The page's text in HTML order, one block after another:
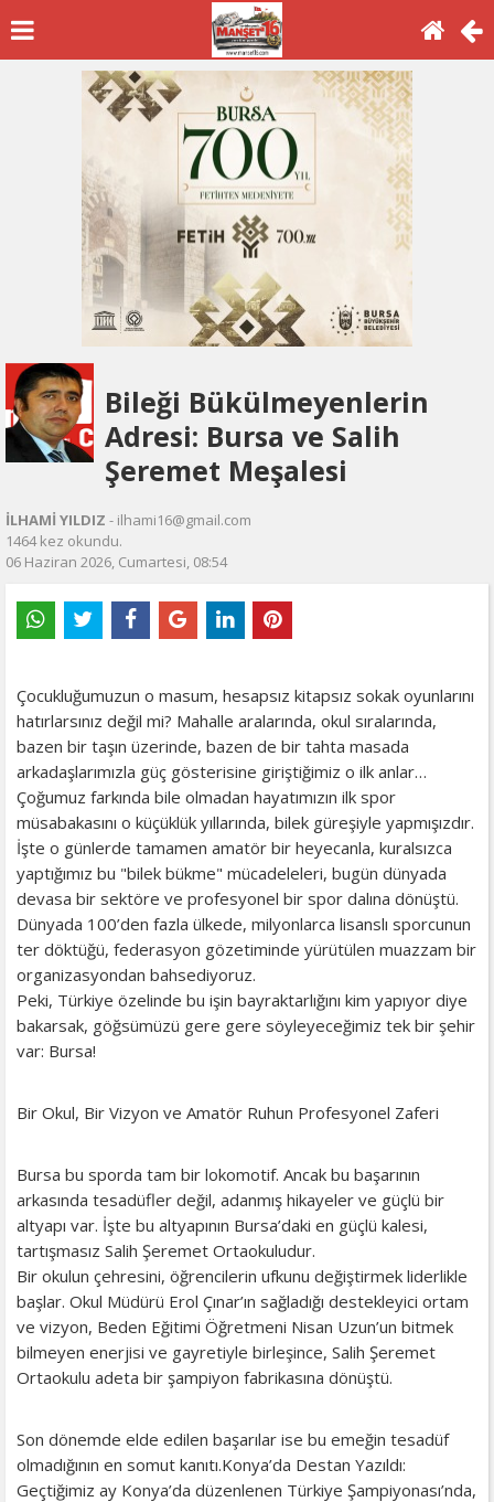
Bileği Bükülmeyenlerin
Adresi: Bursa ve Salih
Şeremet Meşalesi
İLHAMİ YILDIZ - ilhami16@gmail.com
1464 kez okundu.
06 Haziran 2026, Cumartesi, 08:54
​Çocukluğumuzun o masum, hesapsız kitapsız sokak oyunlarını
hatırlarsınız değil mi? Mahalle aralarında, okul sıralarında,
bazen bir taşın üzerinde, bazen de bir tahta masada
arkadaşlarımızla güç gösterisine giriştiğimiz o ilk anlar…
Çoğumuz farkında bile olmadan hayatımızın ilk spor
müsabakasını o küçüklük yıllarında, bilek güreşiyle yapmışızdır.
​İşte o günlerde tamamen amatör bir heyecanla, kuralsızca
yaptığımız bu "bilek bükme" mücadeleleri, bugün dünyada
devasa bir sektöre ve profesyonel bir spor dalına dönüştü.
Dünyada 100’den fazla ülkede, milyonlarca lisanslı sporcunun
ter döktüğü, federasyon gözetiminde yürütülen muazzam bir
organizasyondan bahsediyoruz.
​Peki, Türkiye özelinde bu işin bayraktarlığını kim yapıyor diye
bakarsak, göğsümüzü gere gere söyleyeceğimiz tek bir şehir
var: Bursa!
​Bir Okul, Bir Vizyon ve Amatör Ruhun Profesyonel Zaferi
​Bursa bu sporda tam bir lokomotif. Ancak bu başarının
arkasında tesadüfler değil, adanmış hikayeler ve güçlü bir
altyapı var. İşte bu altyapının Bursa’daki en güçlü kalesi,
tartışmasız Salih Şeremet Ortaokuludur.
​Bir okulun çehresini, öğrencilerin ufkunu değiştirmek liderlikle
başlar. Okul Müdürü Erol Çınar’ın sağladığı destekleyici ortam
ve vizyon, Beden Eğitimi Öğretmeni Nisan Uzun’un bitmek
bilmeyen enerjisi ve gayretiyle birleşince, Salih Şeremet
Ortaokulu adeta bir şampiyon fabrikasına dönüştü.
​Son dönemde elde edilen başarılar ise bu emeğin tesadüf
olmadığının en somut kanıtı.​Konya’da Destan Yazıldı:
Geçtiğimiz ay Konya’da düzenlenen Türkiye Şampiyonası’nda,